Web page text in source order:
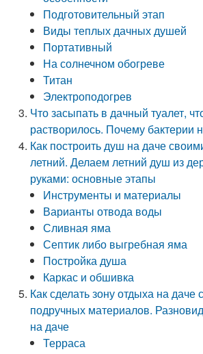
Подготовительный этап
Виды теплых дачных душей
Портативный
На солнечном обогреве
Титан
Электроподогрев
Что засыпать в дачный туалет,
растворилось. Почему бактерии
Как построить душ на даче
летний. Делаем летний душ из
руками: основные этапы
Инструменты и материалы
Варианты отвода воды
Сливная яма
Септик либо выгребная яма
Постройка душа
Каркас и обшивка
Как сделать зону отдыха на даче
подручных материалов.
на даче
Терраса